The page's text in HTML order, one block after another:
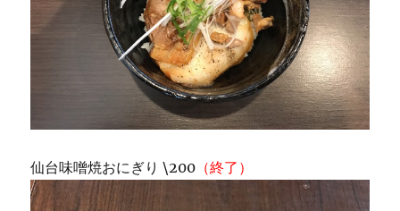
仙台味噌焼おにぎり \200 （終了）